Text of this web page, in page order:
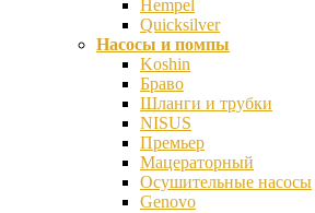
Hempel
Quicksilver
Насосы и помпы
Koshin
Браво
Шланги и трубки
NISUS
Премьер
Мацераторный
Осушительные насосы
Genovo